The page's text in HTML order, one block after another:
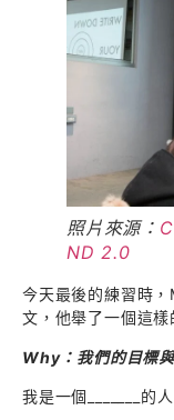
照片來源：
ND 2.0
今天最後的練習時
文，他舉了一個這樣
Why：我們的目標
我是一個_______的